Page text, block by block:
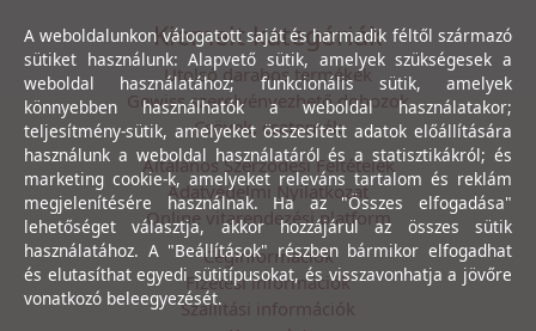
Kiemelt kategóriák
Utolsó darabos termékek
Gewiss szerelvényezhető dobozok
Csövek, csatornák
Általános Szerződési Feltételek
Adatvédelmi Nyilatkozat
Online vitarendezési platform
Céginformációk
Fizetési információk
Szállítási információk
A weboldalunkon válogatott saját és harmadik féltől származó
sütiket használunk: Alapvető sütik, amelyek szükségesek a
weboldal használatához; funkcionális sütik, amelyek
könnyebben használhatók a weboldal használatakor;
teljesítmény-sütik, amelyeket összesített adatok előállítására
használunk a weboldal használatáról és a statisztikákról; és
marketing cookie-k, amelyeket releváns tartalom és reklám
megjelenítésére használnak. Ha az "Összes elfogadása"
lehetőséget választja, akkor hozzájárul az összes sütik
használatához. A "Beállítások" részben bármikor elfogadhat
és elutasíthat egyedi sütitípusokat, és visszavonhatja a jövőre
vonatkozó beleegyezését.